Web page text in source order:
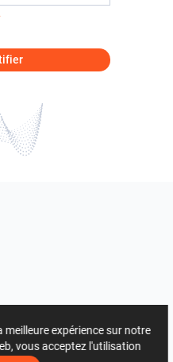
expérience sur notre
vous acceptez l'utilisation